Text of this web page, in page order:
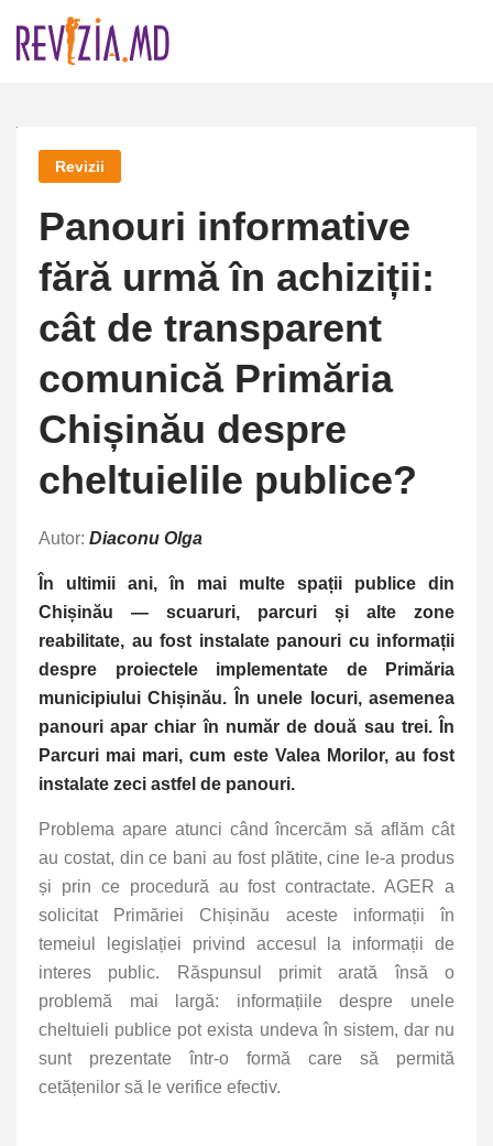
Revizii
Panouri informative
fără urmă în achiziții:
cât de transparent
comunică Primăria
Chișinău despre
cheltuielile publice?
Autor: Diaconu Olga
În ultimii ani, în mai multe spații publice din
Chișinău — scuaruri, parcuri și alte zone
reabilitate, au fost instalate panouri cu informații
despre proiectele implementate de Primăria
municipiului Chișinău. În unele locuri, asemenea
panouri apar chiar în număr de două sau trei. În
Parcuri mai mari, cum este Valea Morilor, au fost
instalate zeci astfel de panouri.
Problema apare atunci când încercăm să aflăm cât
au costat, din ce bani au fost plătite, cine le-a produs
și prin ce procedură au fost contractate. AGER a
solicitat Primăriei Chișinău aceste informații în
temeiul legislației privind accesul la informații de
interes public. Răspunsul primit arată însă o
problemă mai largă: informațiile despre unele
cheltuieli publice pot exista undeva în sistem, dar nu
sunt prezentate într-o formă care să permită
cetățenilor să le verifice efectiv.